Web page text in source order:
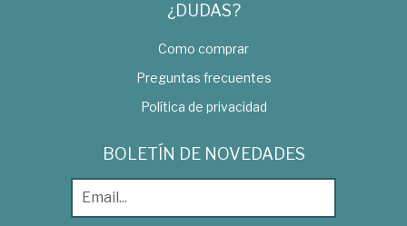
¿DUDAS?
Como comprar
Preguntas frecuentes
Política de privacidad
BOLETÍN DE NOVEDADES